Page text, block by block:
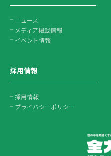
ニュース
メディア掲載情報
イベント情報
採用情報
採用情報
プライバシーポリシー